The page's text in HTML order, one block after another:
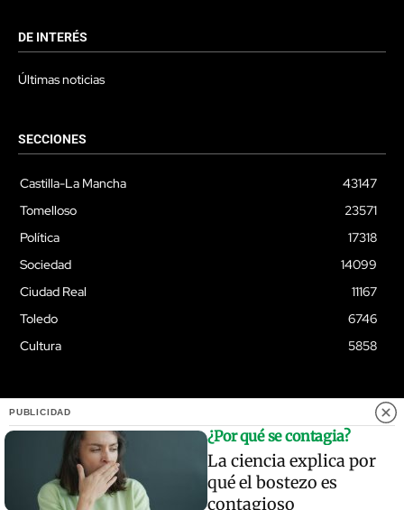
DE INTERÉS
Últimas noticias
SECCIONES
Castilla-La Mancha
43147
Tomelloso
23571
Política
17318
Sociedad
14099
Ciudad Real
11167
Toledo
6746
Cultura
5858
© Quixoteus
PUBLICIDAD
¿Por qué se contagia?
La ciencia explica por
qué el bostezo es
contagioso